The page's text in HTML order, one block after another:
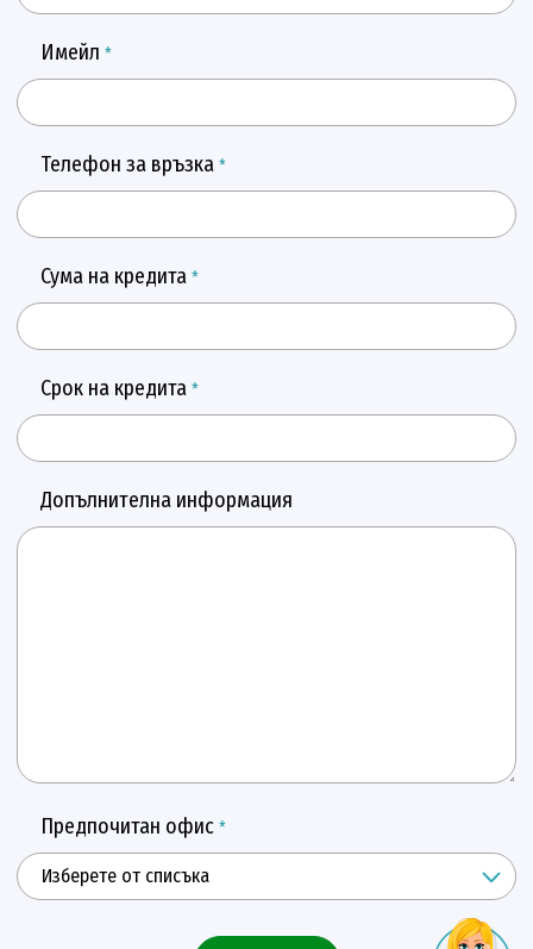
Имейл *
Телефон за връзка *
Сума на кредита *
Срок на кредита *
Допълнителна информация
Предпочитан офис *